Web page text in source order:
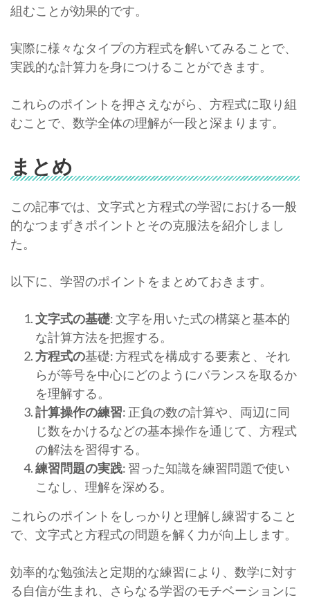
組むことが効果的です。
実際に様々なタイプの方程式を解いてみることで、
実践的な計算力を身につけることができます。
これらのポイントを押さえながら、方程式に取り組
むことで、数学全体の理解が一段と深まります。
まとめ
この記事では、文字式と方程式の学習における一般
的なつまずきポイントとその克服法を紹介しまし
た。
以下に、学習のポイントをまとめておきます。
文字式の基礎: 文字を用いた式の構築と基本的
な計算方法を把握する。
方程式の基礎: 方程式を構成する要素と、それ
らが等号を中心にどのようにバランスを取るか
を理解する。
計算操作の練習: 正負の数の計算や、両辺に同
じ数をかけるなどの基本操作を通じて、方程式
の解法を習得する。
練習問題の実践: 習った知識を練習問題で使い
こなし、理解を深める。
これらのポイントをしっかりと理解し練習すること
で、文字式と方程式の問題を解く力が向上します。
効率的な勉強法と定期的な練習により、数学に対す
る自信が生まれ、さらなる学習のモチベーションに